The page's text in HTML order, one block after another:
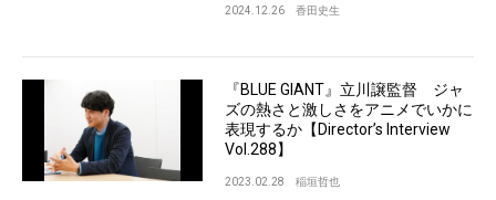
2024.12.26 香田史生
『BLUE GIANT』立川譲監督 ジャ
ズの熱さと激しさをアニメでいかに
表現するか【Director’s Interview
Vol.288】
2023.02.28 稲垣哲也